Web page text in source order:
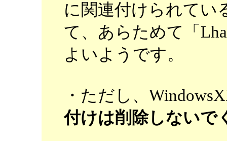
に関連付けられてい
て、あらためて「
よいようです。
・ただし、
付けは削除しないで